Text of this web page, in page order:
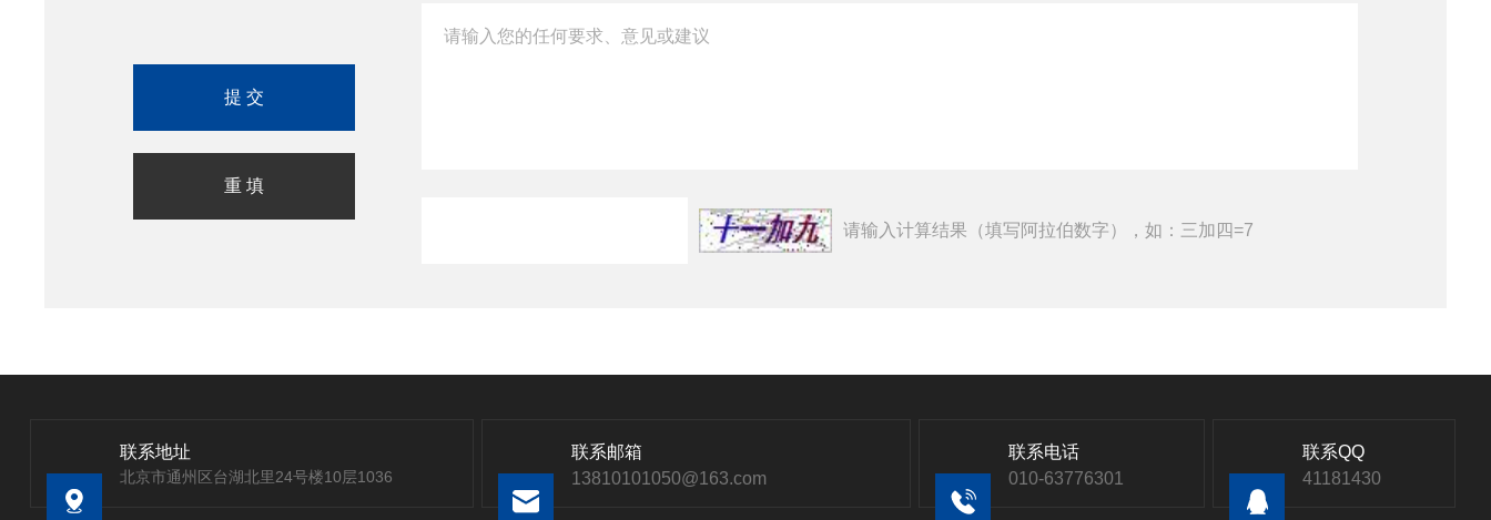
请输入计算结果（填写阿拉伯数字），如：三加四=7
联系地址
北京市通州区台湖北里24号楼10层1036
联系邮箱
13810101050@163.com
联系电话
010-63776301
联系QQ
41181430